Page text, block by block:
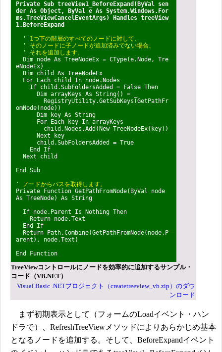
Private Sub treeView1_BeforeExpand(ByVal sen
der As Object, ByVal e As System.Windows.For
ms.TreeViewCancelEventArgs) Handles treeView
1.BeforeExpand
' 1つ下の階層のすべてのノードに対して、
' そのノードに子ノードが追加済みでない場合、
' それを追加します。
Dim node As TreeNodeEx = CType(e.Node, Tre
eNodeEx)
Dim child As TreeNodeEx
For Each child In node.Nodes
If child.SubFoldersAdded = False Then
Dim arrayKeys As String() = _
RegistryUtility.GetSubKeys(GetPathFr
omNode(node))
Dim key As String
For Each key In arrayKeys
child.Nodes.Add(New TreeNodeEx(key))
Next key
child.SubFoldersAdded = True
End If
Next child
End Sub
' ノードからパスを取得します。
Private Function GetPathFromNode(ByVal node
As TreeNode) As String
If node.Parent Is Nothing Then
Return node.Text
End If
Return Path.Combine(GetPathFromNode(node.P
arent), node.Text)
End Function
TreeViewコントロールにノードを効率的に追加するサンプル・
コード（VB.NET）
Visual Basic .NETプロジェクト（createtreeview_vb.zip）のダウ
ンロード
まず初期表示として（フォームのLoadイベント・ハン
ドラで）、RefreshTreeViewメソッドによりあらかじめ基本
となるノードを追加する。そして、BeforeExpandイベント